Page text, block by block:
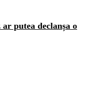
putea declanșa o